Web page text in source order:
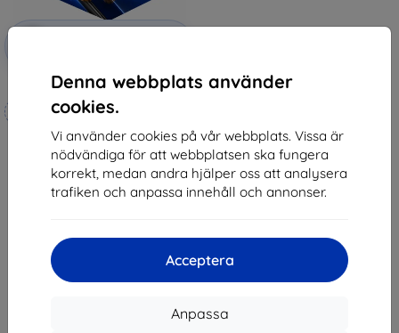
Denna webbplats använder
cookies.
Vi använder cookies på vår webbplats. Vissa är
nödvändiga för att webbplatsen ska fungera
korrekt, medan andra hjälper oss att analysera
trafiken och anpassa innehåll och annonser.
Acceptera
Anpassa
Rabatt
3mk Hammer protective film
Tillverkat efter mått
247 kr
222 kr
I lager 3 st